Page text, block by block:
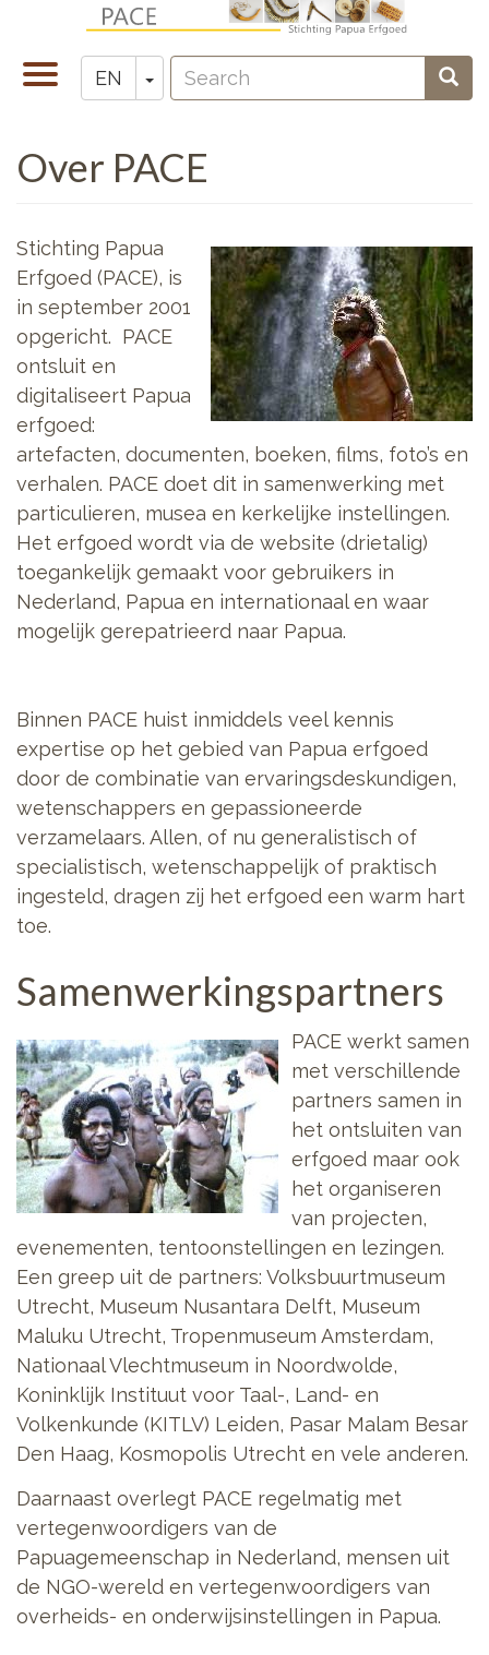
mainToggle
navigation
EN Toggle Dropdown
Zoeken
Search
Over PACE
Stichting Papua
Erfgoed (PACE), is
in september 2001
opgericht. PACE
ontsluit en
digitaliseert Papua
erfgoed:
artefacten, documenten, boeken, films, foto’s en
verhalen. PACE doet dit in samenwerking met
particulieren, musea en kerkelijke instellingen.
Het erfgoed wordt via de website (drietalig)
toegankelijk gemaakt voor gebruikers in
Nederland, Papua en internationaal en waar
mogelijk gerepatrieerd naar Papua.
Binnen PACE huist inmiddels veel kennis
expertise op het gebied van Papua erfgoed
door de combinatie van ervaringsdeskundigen,
wetenschappers en gepassioneerde
verzamelaars. Allen, of nu generalistisch of
specialistisch, wetenschappelijk of praktisch
ingesteld, dragen zij het erfgoed een warm hart
toe.
Samenwerkingspartners
PACE werkt samen
met verschillende
partners samen in
het ontsluiten van
erfgoed maar ook
het organiseren
van projecten,
evenementen, tentoonstellingen en lezingen.
Een greep uit de partners: Volksbuurtmuseum
Utrecht, Museum Nusantara Delft, Museum
Maluku Utrecht, Tropenmuseum Amsterdam,
Nationaal Vlechtmuseum in Noordwolde,
Koninklijk Instituut voor Taal-, Land- en
Volkenkunde (KITLV) Leiden, Pasar Malam Besar
Den Haag, Kosmopolis Utrecht en vele anderen.
Daarnaast overlegt PACE regelmatig met
vertegenwoordigers van de
Papuagemeenschap in Nederland, mensen uit
de NGO-wereld en vertegenwoordigers van
overheids- en onderwijsinstellingen in Papua.